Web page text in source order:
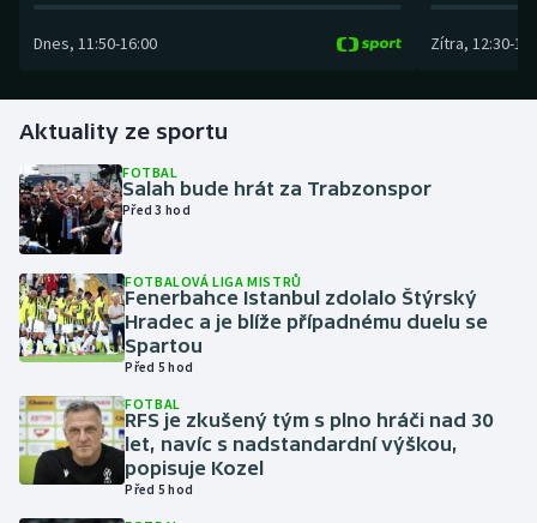
Futsal
Golf
Gymnastika
Házená
Jezdectví
Judo
Krasobruslení
Lezení
Dnes, 11:50-16:00 Zítra, 12:30-
Aktuality ze sportu
FOTBAL
Salah bude hrát za Trabzonspor
Před 3 hod
FOTBALOVÁ LIGA MISTRŮ
Fenerbahce Istanbul zdolalo Štýrský
Hradec a je blíže případnému duelu se
Spartou
Před 5 hod
FOTBAL
RFS je zkušený tým s plno hráči nad 30
let, navíc s nadstandardní výškou,
popisuje Kozel
Před 5 hod